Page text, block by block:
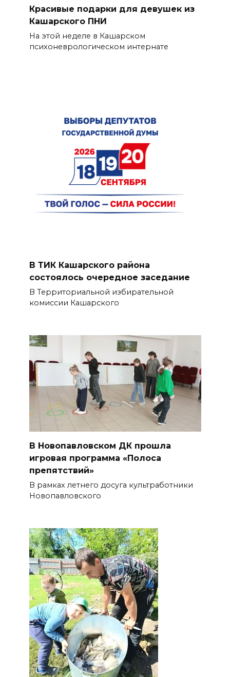
Красивые подарки для девушек из
Кашарского ПНИ
На этой неделе в Кашарском
психоневрологическом интернате
В ТИК Кашарского района
состоялось очередное заседание
В Территориальной избирательной
комиссии Кашарского
В Новопавловском ДК прошла
игровая программа «Полоса
препятствий»
В рамках летнего досуга культработники
Новопавловского